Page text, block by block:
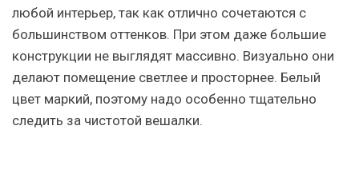
любой интерьер, так как отлично сочетаются с
большинством оттенков. При этом даже большие
конструкции не выглядят массивно. Визуально они
делают помещение светлее и просторнее. Белый
цвет маркий, поэтому надо особенно тщательно
следить за чистотой вешалки.